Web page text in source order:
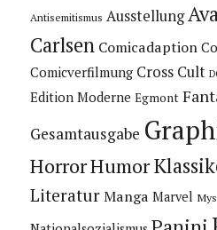
Antisemitismus Ausstellung
Carlsen Comicadaption
Comicverfilmung Cross Cult
Edition Moderne Egmont
Gesamtausgabe
HorrorHumor
Literatur Manga Marvel